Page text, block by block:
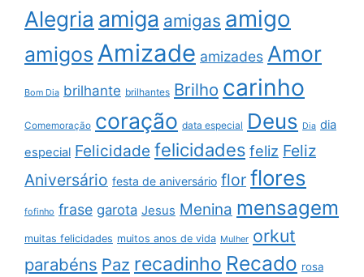
Alegria amiga amigas amigo
amigos Amizade amizades Amor
Bom Dia brilhante brilhantes Brilho carinho
Comemoração coração data especial Deus Dia dia
especial Felicidade felicidades feliz Feliz
Aniversário festa de aniversário flor flores
fofinho frase garota Jesus Menina mensagem
muitas felicidades muitos anos de vida Mulher orkut
parabéns Paz recadinho Recado rosa